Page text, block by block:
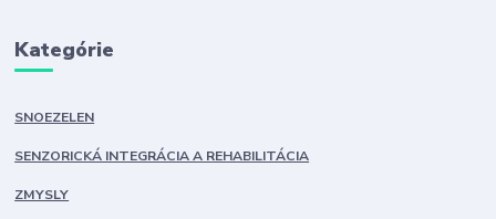
Kategórie
SNOEZELEN
SENZORICKÁ INTEGRÁCIA A REHABILITÁCIA
ZMYSLY